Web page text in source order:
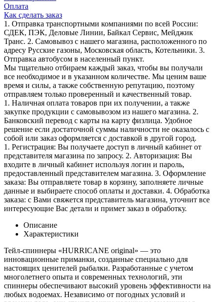
Оплата
Как сделать заказ
1. Отправка транспортными компаниями по всей России:
СДЕК, ПЭК, Деловые Линии, Байкал Сервис, Мейджик
Транс. 2. Самовывоз с нашего магазина, расположенного по
адресу Русские газоны, Московская область, Котельники. 3.
Отправка автобусом в населенный пункт.
Мы тщательно отбираем каждый заказ, чтобы вы получали
все необходимое и в указанном количестве. Мы ценим ваше
время и силы, а также собственную репутацию, поэтому
отправляем только проверенный и качественный товар.
1. Наличная оплата товаров при их получении, а также
закупке продукции с самовывозом из нашего магазина. 2.
Банковский перевод с карты на карту физлица. Удобное
решение если достаточной суммы наличности не оказалось с
собой или заказ оформляется с доставкой в другой город.
1. Регистрация: Вы получаете доступ в личный кабинет от
представителя магазина по запросу. 2. Авторизация: Вы
входите в личный кабинет используя логин и пароль,
предоставленный представителем магазина. 3. Оформление
заказа: Вы отправляете товар в корзину, заполняете личные
данные и выбираете способ оплаты и доставки. 4. Обработка
заказа: с Вами свяжется представитель магазина, уточнит все
интересующие Вас детали и примет заказ в обработку.
Описание
Характеристики
Тейл-спиннеры «HURRICANE original» — это
инновационные приманки, созданные специально для
настоящих ценителей рыбалки. Разработанные с учетом
многолетнего опыта и современных технологий, эти
спиннеры обеспечивают высокий уровень эффективности на
любых водоемах. Независимо от погодных условий и